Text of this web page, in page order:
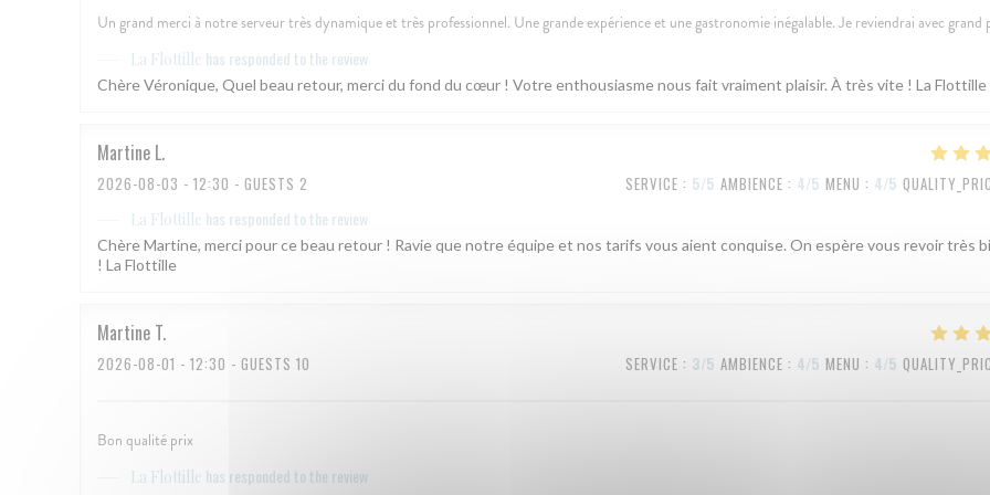
Un grand merci à notre serveur très dynamique et très professionnel. Une grande expérience et une gastronomie inégalable. Je reviendrai avec grand
La Flottille has responded to the review
Chère Véronique, Quel beau retour, merci du fond du cœur ! Votre enthousiasme nous fait vraiment plaisir. À très vite ! La Flottille
Martine L
2026-08-03 - 12:30 - GUESTS 2 SERVICE : 5/5 AMBIENCE : 4/5 MENU : 4/5
La Flottille has responded to the review
Chère Martine, merci pour ce beau retour ! Ravie que notre équipe et nos tarifs vous aient conquise. On espère vous revoir très
! La Flottille
Martine T
2026-08-01 - 12:30 - GUESTS 10 SERVICE : 3/5 AMBIENCE : 4/5 MENU : 4/5
Bon qualité prix
La Flottille has responded to the review